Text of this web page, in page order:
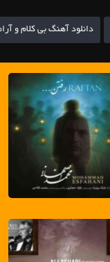
دانلود آهنگ بی کلام و